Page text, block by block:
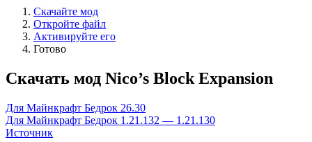
Скачайте мод
Откройте файл
Активируйте его
Готово
Скачать мод Nico’s Block Expansion
Для Майнкрафт Бедрок 26.30
Для Майнкрафт Бедрок 1.21.132 — 1.21.130
Источник